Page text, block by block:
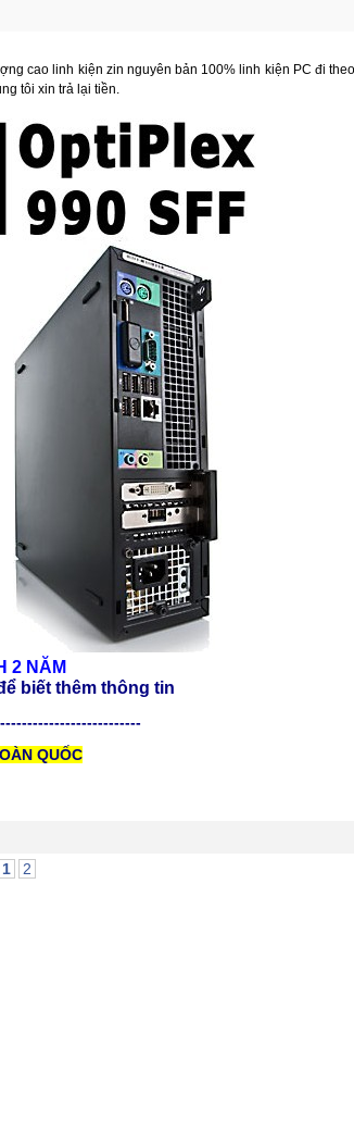
cao linh kiện zin nguyên bản 100% linh kiện PC đi
tôi xin trả lại tiền.
2 NĂM
biết thêm thông tin
QUỐC
1 2